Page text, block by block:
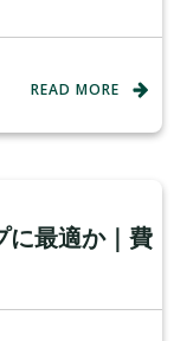
READ MORE
に最適か｜費